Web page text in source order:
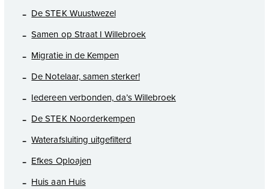
De STEK Wuustwezel
Samen op Straat I Willebroek
Migratie in de Kempen
De Notelaar, samen sterker!
Iedereen verbonden, da’s Willebroek
De STEK Noorderkempen
Waterafsluiting uitgefilterd
Efkes Oploajen
Huis aan Huis